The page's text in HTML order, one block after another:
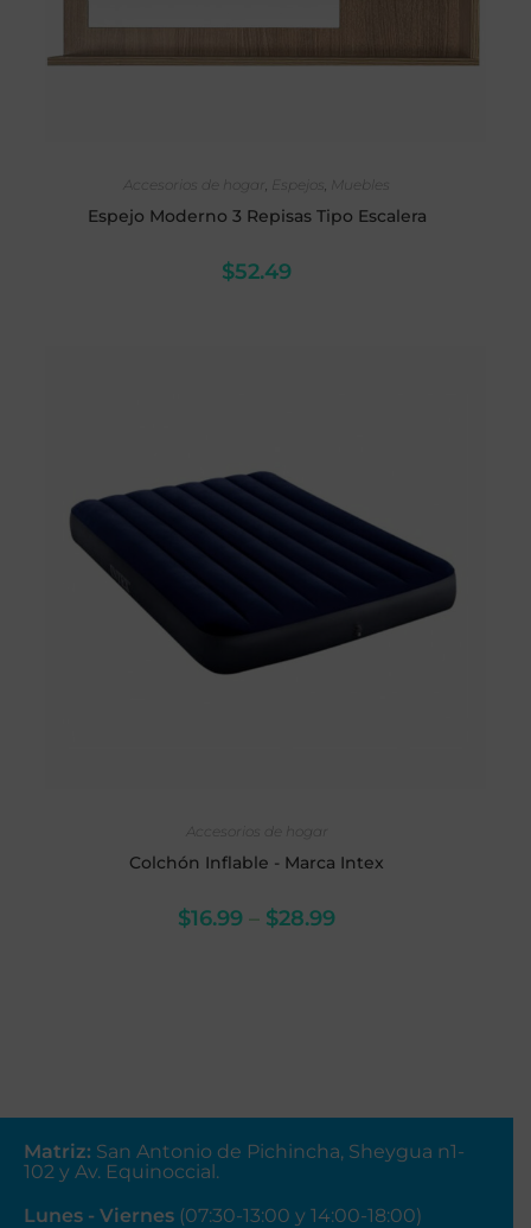
Accesorios de hogar
Espejos Muebles
Espejo Moderno 3 Repisas Tipo Escalera
$52.49
Accesorios de hogar
Colchón Inflable - Marca Intex
$16.99 – $28.99
Matriz: San Antonio de Pichincha, Sheygua n1-
102 y Av. Equinoccial.
Lunes - Viernes (07:30-13:00 y 14:00-18:00)